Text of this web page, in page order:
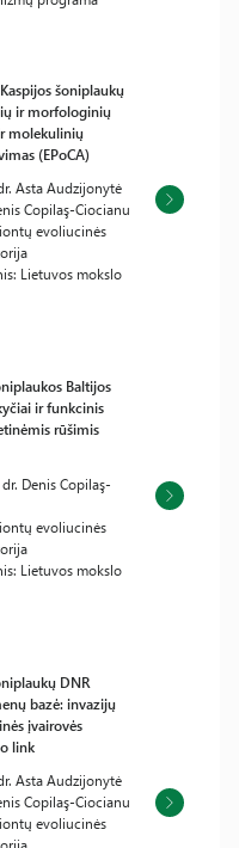
šoniplaukų
ir morfologinių
molekulinių
(EPoCA)
Asta Audzijonytė
Copilaş-Ciocianu
evoliucinės
Lietuvos mokslo
Baltijos
ir funkcinis
rūšimis
Denis Copilaş-
evoliucinės
Lietuvos mokslo
DNR
bazė: invazijų
įvairovės
link
Asta Audzijonytė
Copilaş-Ciocianu
evoliucinės